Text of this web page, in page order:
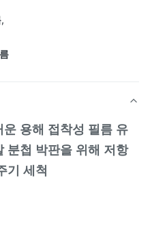
,
용해 접착성 필름 유
분첩 박판을 위해 저항
기 세척